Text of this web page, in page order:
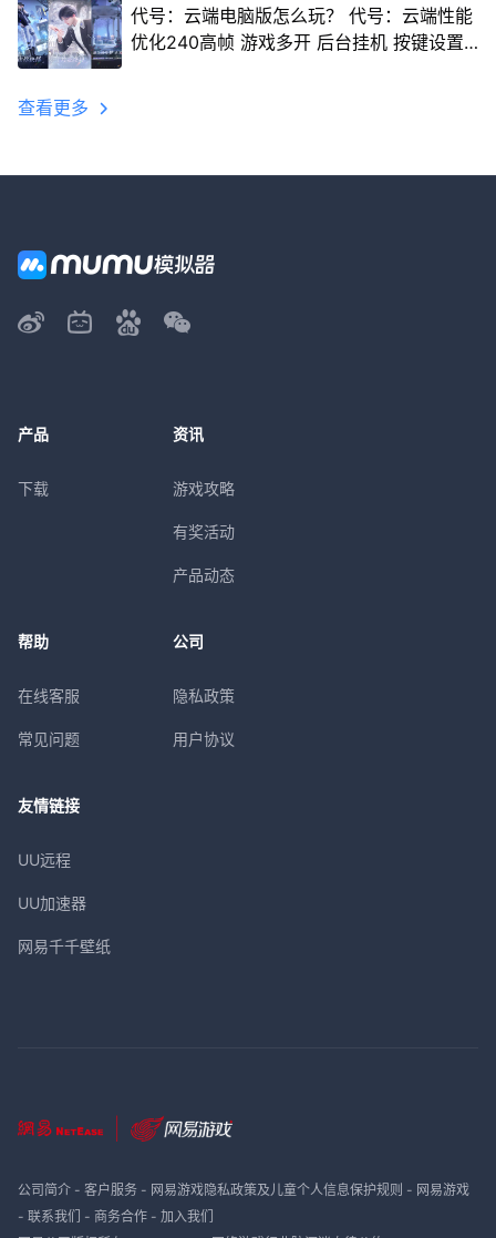
代号：云端电脑版怎么玩？ 代号：云端性能
优化240高帧 游戏多开 后台挂机 按键设置
查看更多
产品
下载
资讯
游戏攻略
有奖活动
产品动态
帮助
在线客服
常见问题
公司
隐私政策
用户协议
友情链接
UU远程
UU加速器
网易千千壁纸
公司简介- 客户服务- 网易游戏隐私政策及儿童个人信息保护规则 - 网易游戏
- 联系我们 - 商务合作- 加入我们